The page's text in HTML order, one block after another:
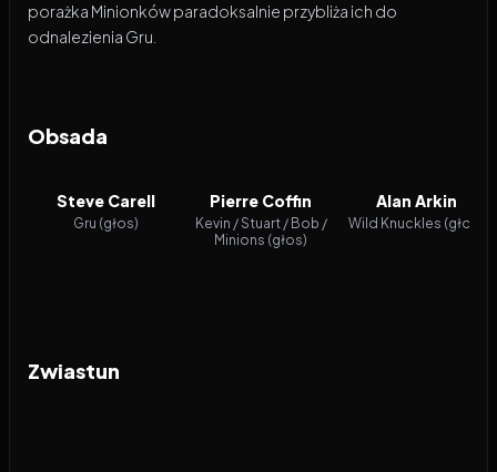
porażka Minionków paradoksalnie przybliża ich do
odnalezienia Gru.
Obsada
Steve Carell
Gru (głos)
Pierre Coffin
Kevin / Stuart / Bob /
Minions (głos)
Alan Arkin
Wild Knuckles (głos)
Zwiastun